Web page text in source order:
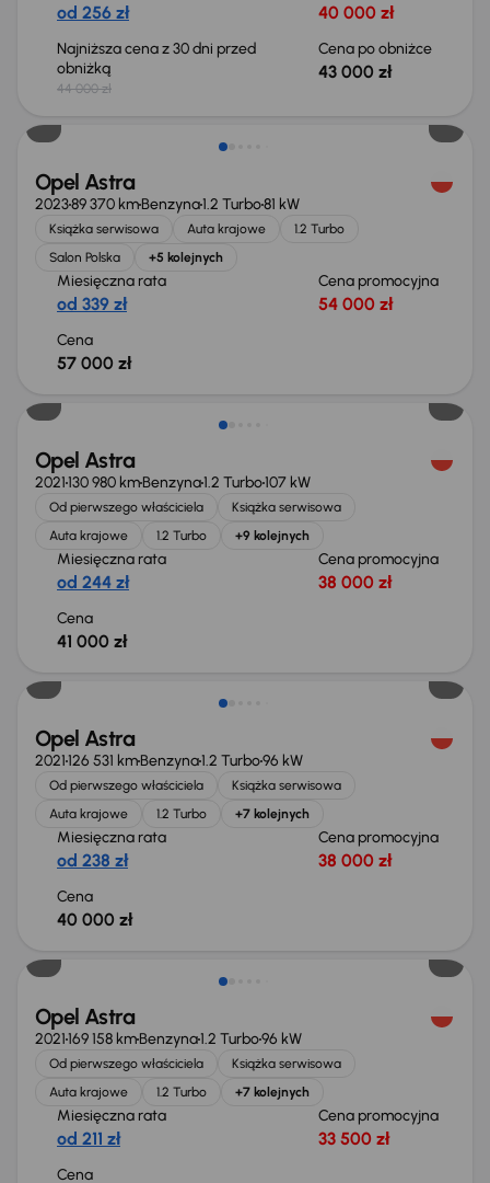
od 256 zł 40 000 zł
Najniższa cena z 30 dni przed
obniżką
44 000 zł
Cena po obniżce
43 000 zł
Możliwość odliczenia VAT
Opel Astra
202389 370 kmBenzyna1.2 Turbo81 kW
Książka serwisowa Auta krajowe
1.2 Turbo
Salon Polska
+5 kolejnych
Miesięczna rata
od 339 zł
Cena promocyjna
54 000 zł
Cena
57 000 zł
Możliwość odliczenia VAT
Opel Astra
2021130 980 kmBenzyna1.2 Turbo107 kW
Od pierwszego właściciela
Książka serwisowa
Auta krajowe
1.2 Turbo +9 kolejnych
Miesięczna rata
od 244 zł
Cena promocyjna
38 000 zł
Cena
41 000 zł
Opel Astra
2021126 531 kmBenzyna1.2 Turbo96 kW
Od pierwszego właściciela
Książka serwisowa
Auta krajowe
1.2 Turbo +7 kolejnych
Miesięczna rata
od 238 zł
Cena promocyjna
38 000 zł
Cena
40 000 zł
Opel Astra
2021169 158 kmBenzyna1.2 Turbo96 kW
Od pierwszego właściciela
Książka serwisowa
Auta krajowe
1.2 Turbo +7 kolejnych
Miesięczna rata
od 211 zł
Cena promocyjna
33 500 zł
Cena